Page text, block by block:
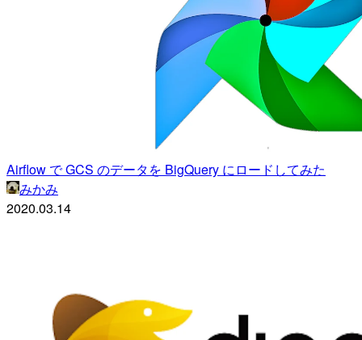
Airflow で GCS のデータを BigQuery にロードしてみた
みかみ
2020.03.14